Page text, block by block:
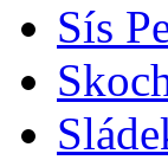
Sís